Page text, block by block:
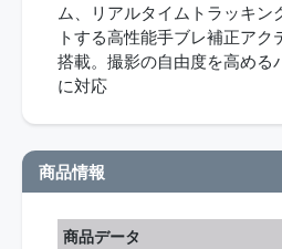
ム、リアルタイムトラッキ
トする高性能手ブレ補正ア
搭載。撮影の自由度を高め
に対応
商品情報
商品データ